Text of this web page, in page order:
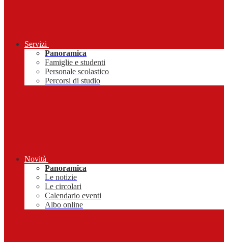
Servizi
Panoramica
Famiglie e studenti
Personale scolastico
Percorsi di studio
Novità
Panoramica
Le notizie
Le circolari
Calendario eventi
Albo online